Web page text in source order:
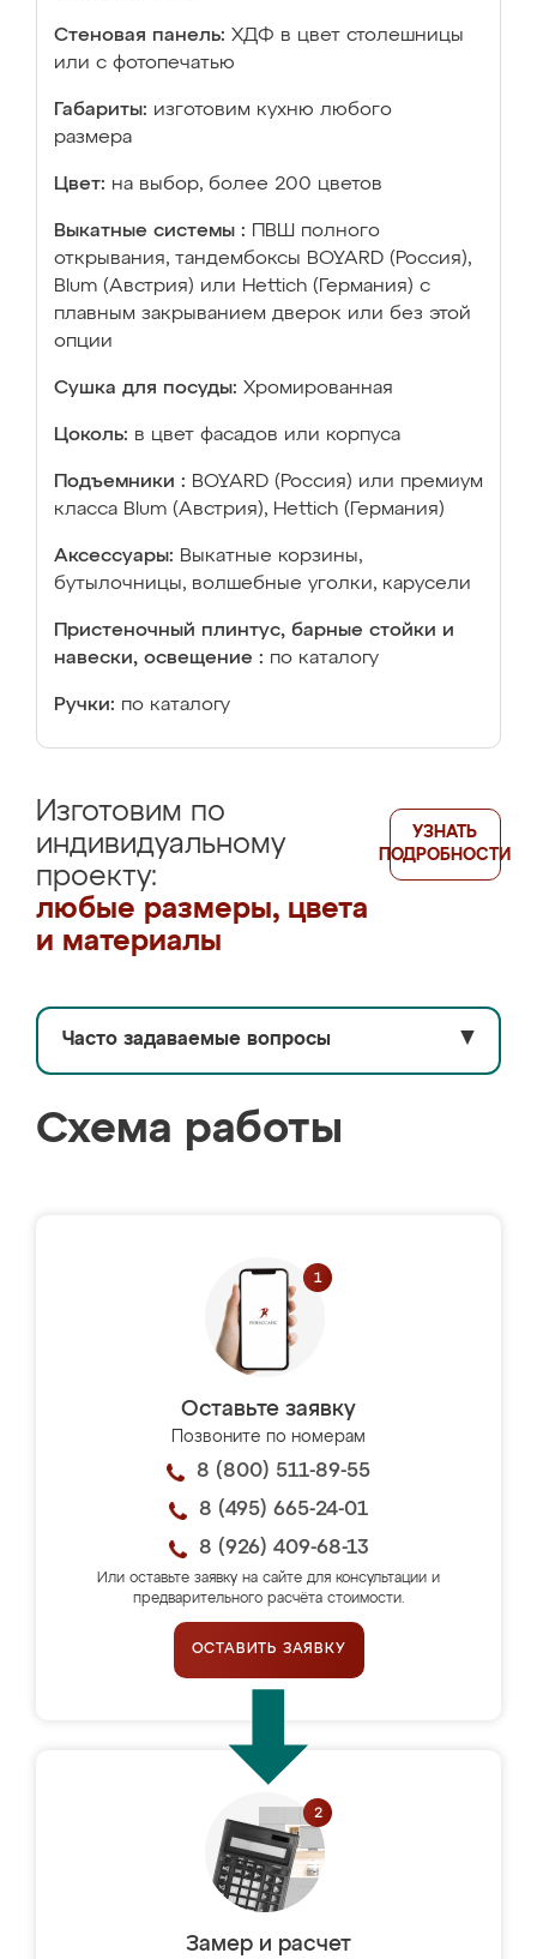
Стеновая панель: ХДФ в цвет столешницы
или с фотопечатью
Габариты: изготовим кухню любого
размера
Цвет: на выбор, более 200 цветов
Выкатные системы :
ПВШ полного
открывания, тандембоксы BOYARD (Россия),
Blum (Австрия) или Hettich (Германия) с
плавным закрыванием дверок или без этой
опции
Сушка для посуды: Хромированная
Цоколь: в цвет фасадов или корпуса
Подъемники : BOYARD (Россия) или премиум
класса Blum (Австрия), Hettich (Германия)
Аксессуары: Выкатные корзины,
бутылочницы, волшебные уголки, карусели
Пристеночный плинтус, барные стойки и
навески, освещение : по каталогу
Ручки: по каталогу
Изготовим по
индивидуальному
проекту:
любые размеры, цвета
и материалы
УЗНАТЬ
ПОДРОБНОСТИ
Часто задаваемые вопросы ▼
Схема работы
Оставьте заявку
Позвоните по номерам
8 (800) 511-89-55
8 (495) 665-24-01
8 (926) 409-68-13
Или оставьте заявку на сайте для консультации и
предварительного расчёта стоимости.
ОСТАВИТЬ ЗАЯВКУ
Замер и расчет